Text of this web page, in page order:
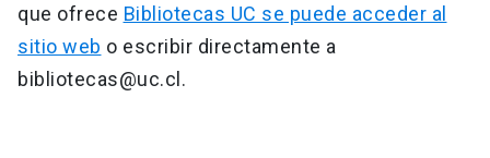
que ofrece Bibliotecas UC se puede acceder al
sitio web o escribir directamente a
bibliotecas@uc.cl.